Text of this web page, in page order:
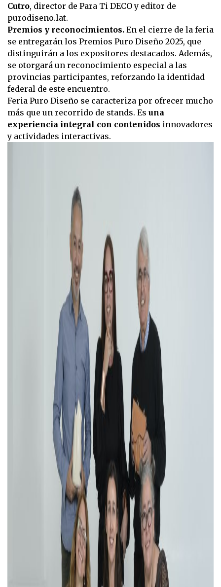
Cutro, director de Para Ti DECO y editor de
purodiseno.lat.
Premios y reconocimientos. En el cierre de la feria
se entregarán los Premios Puro Diseño 2025, que
distinguirán a los expositores destacados. Además,
se otorgará un reconocimiento especial a las
provincias participantes, reforzando la identidad
federal de este encuentro.
Feria Puro Diseño se caracteriza por ofrecer mucho
más que un recorrido de stands. Es una
experiencia integral con contenidos innovadores
y actividades interactivas.